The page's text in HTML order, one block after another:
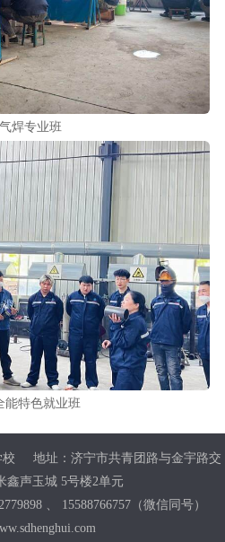
焊专业班
能特色就业班
校 地址：济宁市共青团路与金宇路交
鑫声玉城 5号楼2单元
、 15588766757（微信同号）